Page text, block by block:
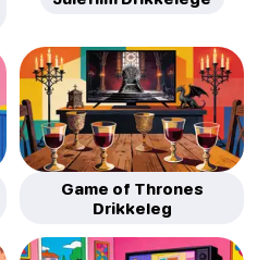
Game of Thrones
Drikkeleg